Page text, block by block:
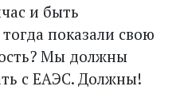
и быть
показали свою
Мы должны
с ЕАЭС. Должны!